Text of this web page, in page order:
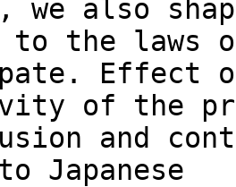
we also
the laws
Effect
of the
and
Japanese